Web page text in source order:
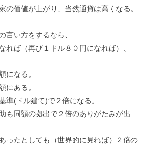
の価値が上がり、当然通貨は高くなる。
言い方をするなら、
れば（再び１ドル８０円になれば）、
になる。
にある。
準(ドル建て)で２倍になる。
も同額の拠出で２倍のありがたみが出
ったとしても（世界的に見れば）２倍の